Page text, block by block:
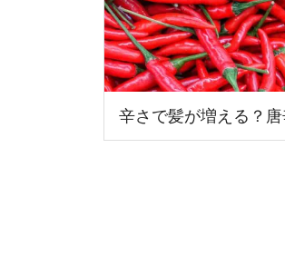
辛さで髪が増える？